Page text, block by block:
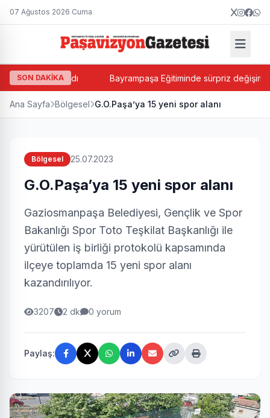
07 Ağustos 2026 Cuma
SON DAKİKA
Balkan atandı Bayrampaşa Eğitiminde sürpriz değişim!
Ana Sayfa Bölgesel G.O.Paşa’ya 15 yeni spor alanı
Bölgesel 25.07.2023
G.O.Paşa’ya 15 yeni spor alanı
Gaziosmanpaşa Belediyesi, Gençlik ve Spor
Bakanlığı Spor Toto Teşkilat Başkanlığı ile
yürütülen iş birliği protokolü kapsamında
ilçeye toplamda 15 yeni spor alanı
kazandırılıyor.
3207 2 dk 0 yorum
Paylaş: